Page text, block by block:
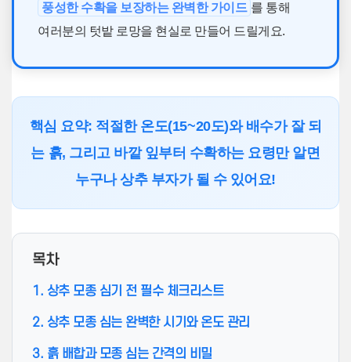
풍성한 수확을 보장하는 완벽한 가이드 를 통해
여러분의 텃밭 로망을 현실로 만들어 드릴게요.
핵심 요약: 적절한 온도(15~20도)와 배수가 잘 되
는 흙, 그리고 바깥 잎부터 수확하는 요령만 알면
누구나 상추 부자가 될 수 있어요!
목차
1. 상추 모종 심기 전 필수 체크리스트
2. 상추 모종 심는 완벽한 시기와 온도 관리
3. 흙 배합과 모종 심는 간격의 비밀